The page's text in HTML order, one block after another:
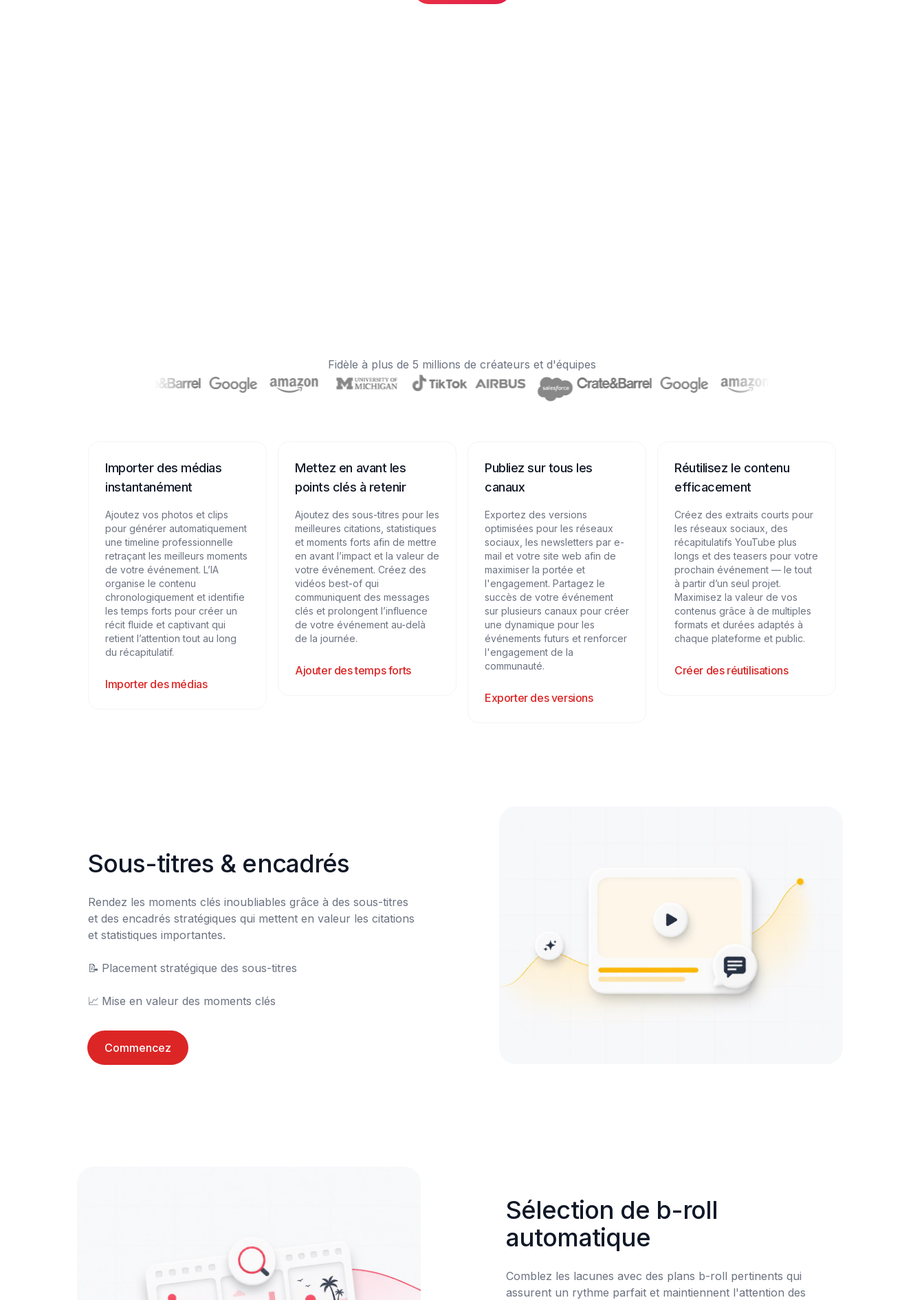
Fidèle à plus de 5 millions de créateurs et d'équipes
Importer des médias
instantanément
Ajoutez vos photos et clips
pour générer automatiquement
une timeline professionnelle
retraçant les meilleurs moments
de votre événement. L’IA
organise le contenu
chronologiquement et identifie
les temps forts pour créer un
récit fluide et captivant qui
retient l’attention tout au long
du récapitulatif.
Importer des médias
Mettez en avant les
points clés à retenir
Ajoutez des sous-titres pour les
meilleures citations, statistiques
et moments forts afin de mettre
en avant l’impact et la valeur de
votre événement. Créez des
vidéos best-of qui
communiquent des messages
clés et prolongent l’influence
de votre événement au-delà
de la journée.
Ajouter des temps forts
Publiez sur tous les
canaux
Exportez des versions
optimisées pour les réseaux
sociaux, les newsletters par e-
mail et votre site web afin de
maximiser la portée et
l'engagement. Partagez le
succès de votre événement
sur plusieurs canaux pour créer
une dynamique pour les
événements futurs et renforcer
l'engagement de la
communauté.
Exporter des versions
Réutilisez le contenu
efficacement
Créez des extraits courts pour
les réseaux sociaux, des
récapitulatifs YouTube plus
longs et des teasers pour votre
prochain événement — le tout
à partir d’un seul projet.
Maximisez la valeur de vos
contenus grâce à de multiples
formats et durées adaptés à
chaque plateforme et public.
Créer des réutilisations
Sous-titres & encadrés
Rendez les moments clés inoubliables grâce à des sous-titres
et des encadrés stratégiques qui mettent en valeur les citations
et statistiques importantes.
📝	Placement stratégique des sous-titres
📈	Mise en valeur des moments clés
Commencez
Sélection de b-roll
automatique
Comblez les lacunes avec des plans b-roll pertinents qui
assurent un rythme parfait et maintiennent l'attention des